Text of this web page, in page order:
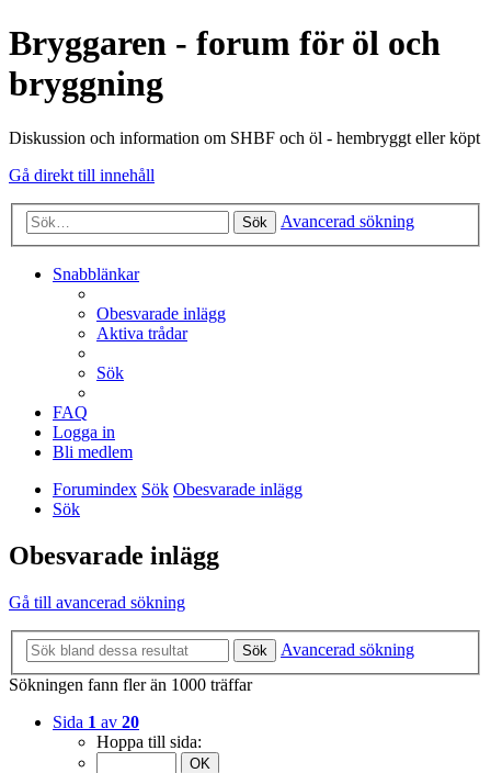
Bryggaren - forum för öl och
bryggning
Diskussion och information om SHBF och öl - hembryggt eller köpt
Gå direkt till innehåll
Sök Avancerad sökning
Snabblänkar
Obesvarade inlägg
Aktiva trådar
Sök
FAQ
Logga in
Bli medlem
Forumindex Sök Obesvarade inlägg
Sök
Obesvarade inlägg
Gå till avancerad sökning
Sök
Avancerad sökning
Sökningen fann fler än 1000 träffar
Sida 1 av 20
Hoppa till sida: